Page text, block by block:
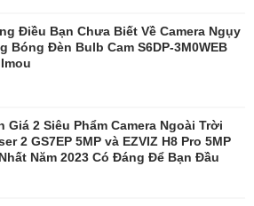
Điều Bạn Chưa Biết Về Camera Ngụy
Bóng Đèn Bulb Cam S6DP-3M0WEB
Giá 2 Siêu Phẩm Camera Ngoài Trời
2 GS7EP 5MP và EZVIZ H8 Pro 5MP
Năm 2023 Có Đáng Để Bạn Đầu